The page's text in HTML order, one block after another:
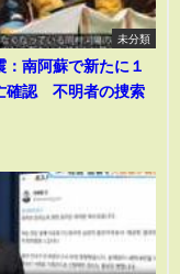
未分類
：南阿蘇で新たに１
確認 不明者の捜索